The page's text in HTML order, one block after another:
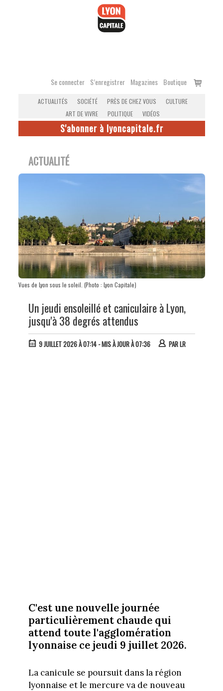
Se connecter S’enregistrer Magazines Boutique
Voir
ACTUALITÉS SOCIÉTÉ PRÈS DE CHEZ VOUS
CULTURE
ART DE VIVRE
POLITIQUE VIDÉOS
S'abonner à lyoncapitale.fr
ACTUALITÉ
Vues de Lyon sous le soleil. (Photo : Lyon Capitale)
Un jeudi ensoleillé et caniculaire à Lyon,
jusqu'à 38 degrés attendus
9 JUILLET 2026 À 07:14- MIS À JOUR À 07:36 PARLR
C'est une nouvelle journée
particulièrement chaude qui
attend toute l'agglomération
lyonnaise ce jeudi 9 juillet 2026.
La canicule se poursuit dans la région
lyonnaise et le mercure va de nouveau